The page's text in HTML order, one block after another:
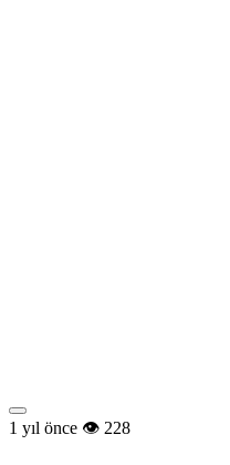
1 yıl önce 228